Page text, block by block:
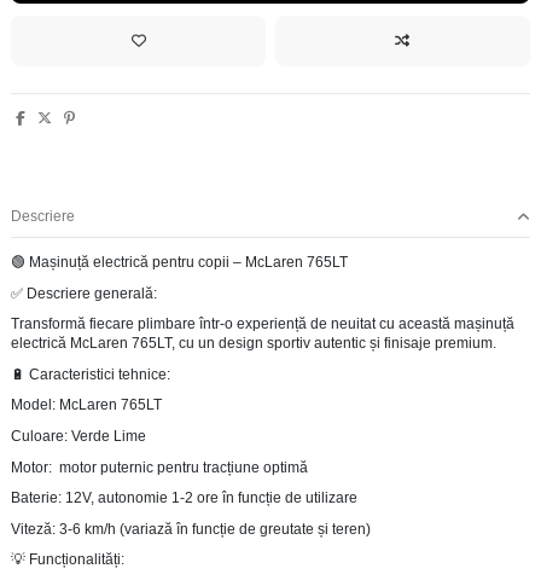
Descriere
🟢 Mașinuță electrică pentru copii – McLaren 765LT
✅ Descriere generală:
Transformă fiecare plimbare într-o experiență de neuitat cu această mașinuță
electrică McLaren 765LT, cu un design sportiv autentic și finisaje premium.
🔋 Caracteristici tehnice:
Model: McLaren 765LT
Culoare: Verde Lime
Motor: motor puternic pentru tracțiune optimă
Baterie: 12V, autonomie 1-2 ore în funcție de utilizare
Viteză: 3-6 km/h (variază în funcție de greutate și teren)
💡 Funcționalități: